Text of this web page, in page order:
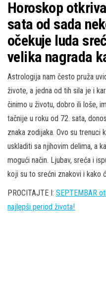
Horoskop
sata od sada
očekuje luda
velika nagrada
Astrologija nam često pruža
živote, a jedna od tih sila je i
činimo u životu, dobro ili loše,
tačnije u roku od 72. sata,
znaka zodijaka. Ovo su trenuci
uskladiti sa njihovim delima, a
mogući način. Ljubav, sreća i
koji su to srećni znakovi i kako
PROCITAJTE I: SEPTEMBAR
najlepši period života!